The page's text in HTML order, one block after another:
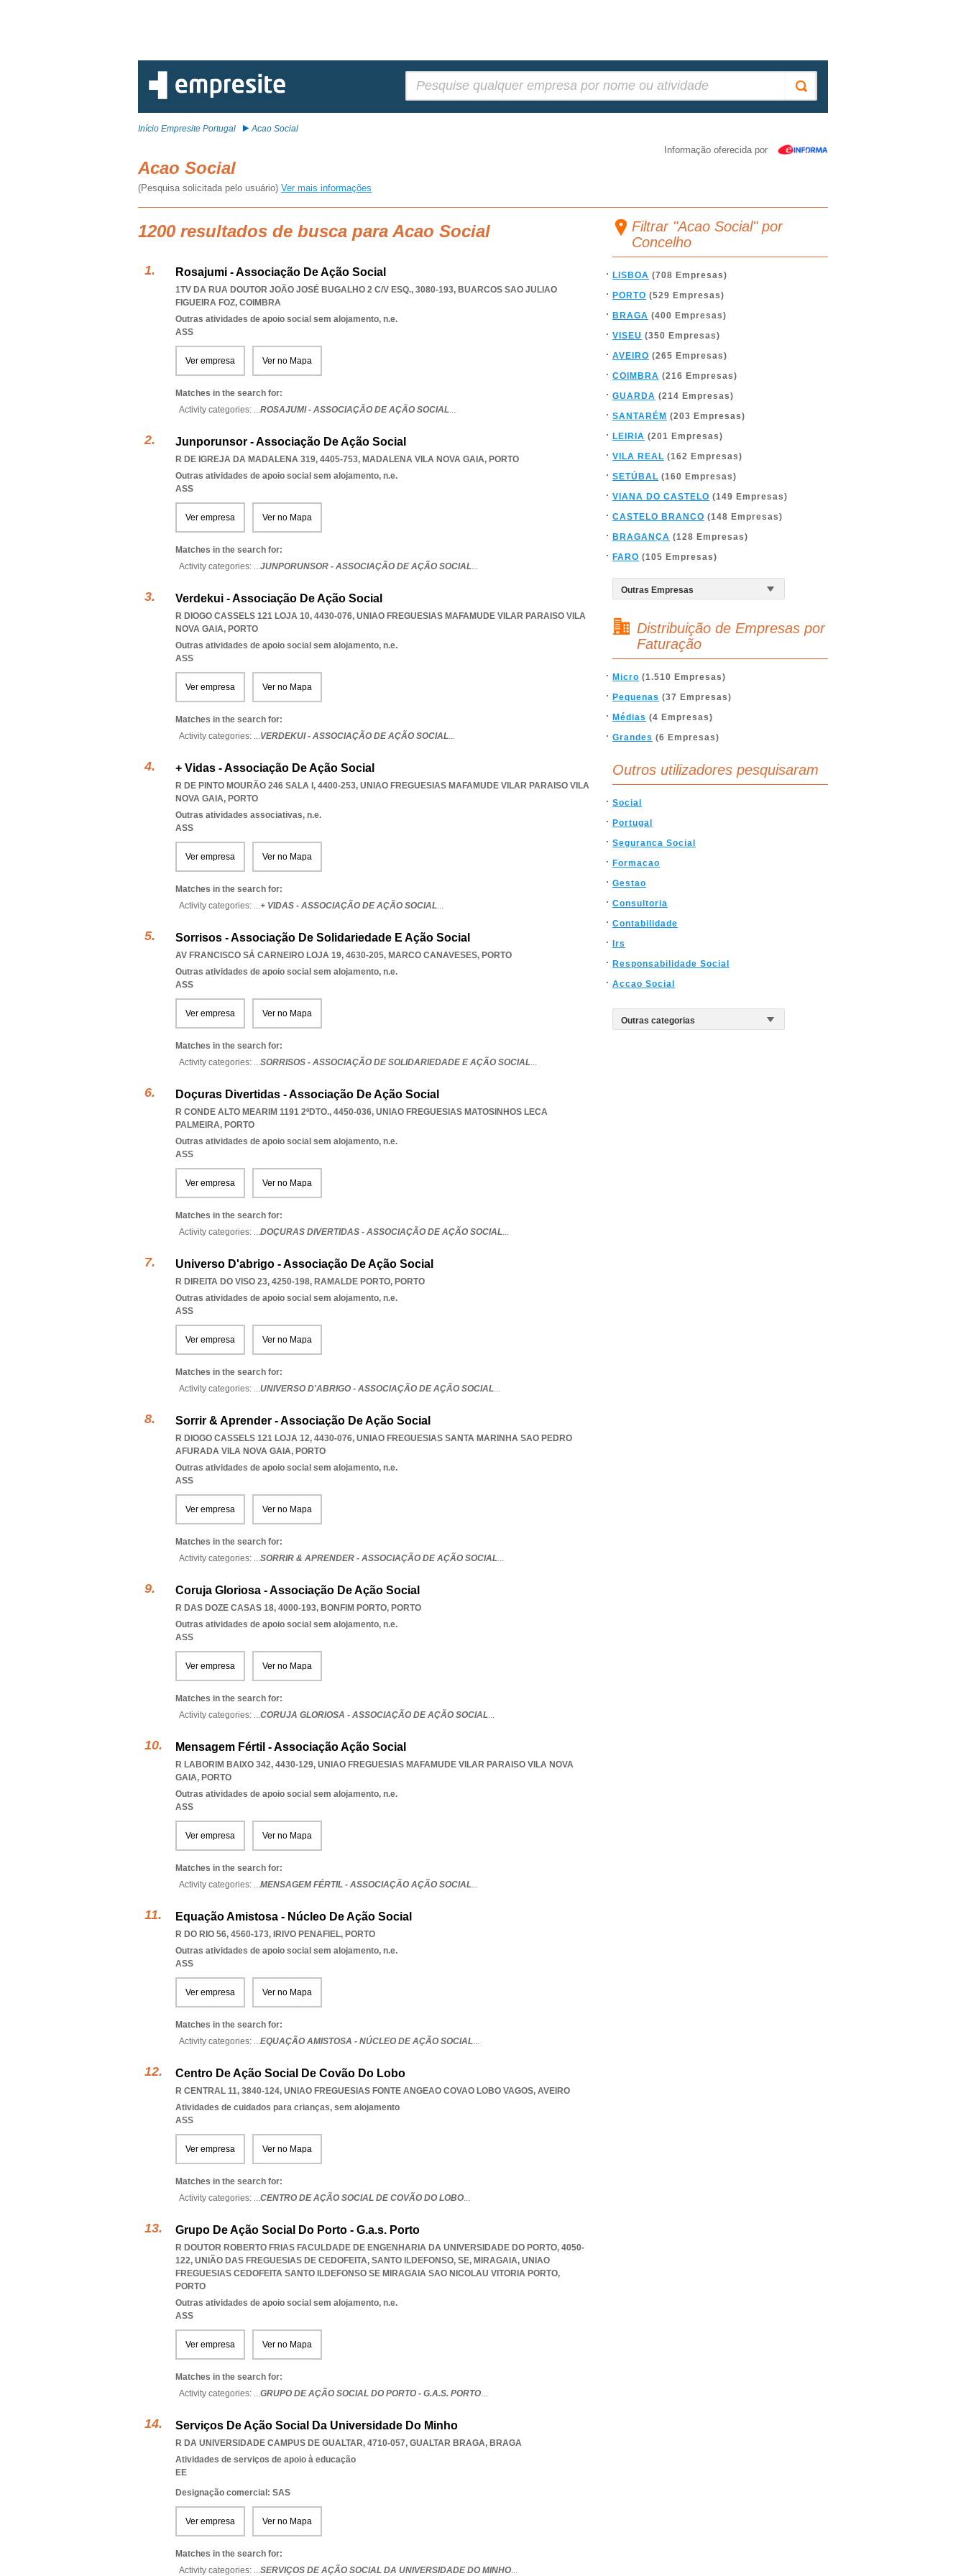
Início Empresite Portugal Acao Social
Informação oferecida por
Acao Social
(Pesquisa solicitada pelo usuário) Ver mais informações
1200 resultados de busca para Acao Social
Rosajumi - Associação De Ação Social
1TV DA RUA DOUTOR JOÃO JOSÉ BUGALHO 2 C/V ESQ., 3080-193, BUARCOS SAO JULIAO
FIGUEIRA FOZ, COIMBRA
Outras atividades de apoio social sem alojamento, n.e.
ASS
Ver empresa Ver no Mapa
Matches in the search for:
Activity categories: ...ROSAJUMI - ASSOCIAÇÃO DE AÇÃO SOCIAL...
Junporunsor - Associação De Ação Social
R DE IGREJA DA MADALENA 319, 4405-753, MADALENA VILA NOVA GAIA, PORTO
Outras atividades de apoio social sem alojamento, n.e.
ASS
Ver empresa Ver no Mapa
Matches in the search for:
Activity categories: ...JUNPORUNSOR - ASSOCIAÇÃO DE AÇÃO SOCIAL...
Verdekui - Associação De Ação Social
R DIOGO CASSELS 121 LOJA 10, 4430-076, UNIAO FREGUESIAS MAFAMUDE VILAR PARAISO VILA
NOVA GAIA, PORTO
Outras atividades de apoio social sem alojamento, n.e.
ASS
Ver empresa Ver no Mapa
Matches in the search for:
Activity categories: ...VERDEKUI - ASSOCIAÇÃO DE AÇÃO SOCIAL...
+ Vidas - Associação De Ação Social
R DE PINTO MOURÃO 246 SALA I, 4400-253, UNIAO FREGUESIAS MAFAMUDE VILAR PARAISO VILA
NOVA GAIA, PORTO
Outras atividades associativas, n.e.
ASS
Ver empresa Ver no Mapa
Matches in the search for:
Activity categories: ...+ VIDAS - ASSOCIAÇÃO DE AÇÃO SOCIAL...
Sorrisos - Associação De Solidariedade E Ação Social
AV FRANCISCO SÁ CARNEIRO LOJA 19, 4630-205, MARCO CANAVESES, PORTO
Outras atividades de apoio social sem alojamento, n.e.
ASS
Ver empresa Ver no Mapa
Matches in the search for:
Activity categories: ...SORRISOS - ASSOCIAÇÃO DE SOLIDARIEDADE E AÇÃO SOCIAL...
Doçuras Divertidas - Associação De Ação Social
R CONDE ALTO MEARIM 1191 2ºDTO., 4450-036, UNIAO FREGUESIAS MATOSINHOS LECA
PALMEIRA, PORTO
Outras atividades de apoio social sem alojamento, n.e.
ASS
Ver empresa Ver no Mapa
Matches in the search for:
Activity categories: ...DOÇURAS DIVERTIDAS - ASSOCIAÇÃO DE AÇÃO SOCIAL...
Universo D'abrigo - Associação De Ação Social
R DIREITA DO VISO 23, 4250-198, RAMALDE PORTO, PORTO
Outras atividades de apoio social sem alojamento, n.e.
ASS
Ver empresa Ver no Mapa
Matches in the search for:
Activity categories: ...UNIVERSO D'ABRIGO - ASSOCIAÇÃO DE AÇÃO SOCIAL...
Sorrir & Aprender - Associação De Ação Social
R DIOGO CASSELS 121 LOJA 12, 4430-076, UNIAO FREGUESIAS SANTA MARINHA SAO PEDRO
AFURADA VILA NOVA GAIA, PORTO
Outras atividades de apoio social sem alojamento, n.e.
ASS
Ver empresa Ver no Mapa
Matches in the search for:
Activity categories: ...SORRIR & APRENDER - ASSOCIAÇÃO DE AÇÃO SOCIAL...
Coruja Gloriosa - Associação De Ação Social
R DAS DOZE CASAS 18, 4000-193, BONFIM PORTO, PORTO
Outras atividades de apoio social sem alojamento, n.e.
ASS
Ver empresa Ver no Mapa
Matches in the search for:
Activity categories: ...CORUJA GLORIOSA - ASSOCIAÇÃO DE AÇÃO SOCIAL...
Mensagem Fértil - Associação Ação Social
R LABORIM BAIXO 342, 4430-129, UNIAO FREGUESIAS MAFAMUDE VILAR PARAISO VILA NOVA
GAIA, PORTO
Outras atividades de apoio social sem alojamento, n.e.
ASS
Ver empresa Ver no Mapa
Matches in the search for:
Activity categories: ...MENSAGEM FÉRTIL - ASSOCIAÇÃO AÇÃO SOCIAL...
Equação Amistosa - Núcleo De Ação Social
R DO RIO 56, 4560-173, IRIVO PENAFIEL, PORTO
Outras atividades de apoio social sem alojamento, n.e.
ASS
Ver empresa Ver no Mapa
Matches in the search for:
Activity categories: ...EQUAÇÃO AMISTOSA - NÚCLEO DE AÇÃO SOCIAL...
Centro De Ação Social De Covão Do Lobo
R CENTRAL 11, 3840-124, UNIAO FREGUESIAS FONTE ANGEAO COVAO LOBO VAGOS, AVEIRO
Atividades de cuidados para crianças, sem alojamento
ASS
Ver empresa Ver no Mapa
Matches in the search for:
Activity categories: ...CENTRO DE AÇÃO SOCIAL DE COVÃO DO LOBO...
Grupo De Ação Social Do Porto - G.a.s. Porto
R DOUTOR ROBERTO FRIAS FACULDADE DE ENGENHARIA DA UNIVERSIDADE DO PORTO, 4050-
122, UNIÃO DAS FREGUESIAS DE CEDOFEITA, SANTO ILDEFONSO, SE, MIRAGAIA, UNIAO
FREGUESIAS CEDOFEITA SANTO ILDEFONSO SE MIRAGAIA SAO NICOLAU VITORIA PORTO,
PORTO
Outras atividades de apoio social sem alojamento, n.e.
ASS
Ver empresa Ver no Mapa
Matches in the search for:
Activity categories: ...GRUPO DE AÇÃO SOCIAL DO PORTO - G.A.S. PORTO...
Serviços De Ação Social Da Universidade Do Minho
R DA UNIVERSIDADE CAMPUS DE GUALTAR, 4710-057, GUALTAR BRAGA, BRAGA
Atividades de serviços de apoio à educação
EE
Designação comercial: SAS
Ver empresa Ver no Mapa
Matches in the search for:
Activity categories: ...SERVIÇOS DE AÇÃO SOCIAL DA UNIVERSIDADE DO MINHO...
Filtrar "Acao Social" por
Concelho
LISBOA (708 Empresas)
PORTO (529 Empresas)
BRAGA (400 Empresas)
VISEU (350 Empresas)
AVEIRO (265 Empresas)
COIMBRA (216 Empresas)
GUARDA (214 Empresas)
SANTARÉM (203 Empresas)
LEIRIA (201 Empresas)
VILA REAL (162 Empresas)
SETÚBAL (160 Empresas)
VIANA DO CASTELO (149 Empresas)
CASTELO BRANCO (148 Empresas)
BRAGANÇA (128 Empresas)
FARO (105 Empresas)
Distribuição de Empresas por
Faturação
Micro (1.510 Empresas)
Pequenas (37 Empresas)
Médias (4 Empresas)
Grandes (6 Empresas)
Outros utilizadores pesquisaram
Social
Portugal
Seguranca Social
Formacao
Gestao
Consultoria
Contabilidade
Irs
Responsabilidade Social
Accao Social